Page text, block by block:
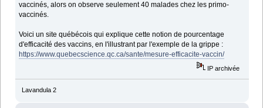
vaccinés, alors on observe seulement 40 malades chez les primo-
vaccinés.
Voici un site québécois qui explique cette notion de pourcentage
d'efficacité des vaccins, en l'illustrant par l'exemple de la grippe :
https://www.quebecscience.qc.ca/sante/mesure-efficacite-vaccin/
IP archivée
Lavandula 2